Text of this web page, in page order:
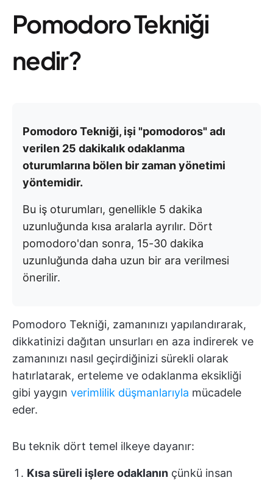
Pomodoro Tekniği
nedir?
Pomodoro Tekniği, işi "pomodoros" adı
verilen 25 dakikalık odaklanma
oturumlarına bölen bir zaman yönetimi
yöntemidir.
Bu iş oturumları, genellikle 5 dakika
uzunluğunda kısa aralarla ayrılır. Dört
pomodoro'dan sonra, 15-30 dakika
uzunluğunda daha uzun bir ara verilmesi
önerilir.
Pomodoro Tekniği, zamanınızı yapılandırarak,
dikkatinizi dağıtan unsurları en aza indirerek ve
zamanınızı nasıl geçirdiğinizi sürekli olarak
hatırlatarak, erteleme ve odaklanma eksikliği
gibi yaygın verimlilik düşmanlarıyla mücadele
eder.
Bu teknik dört temel ilkeye dayanır:
Kısa süreli işlere odaklanın çünkü insan